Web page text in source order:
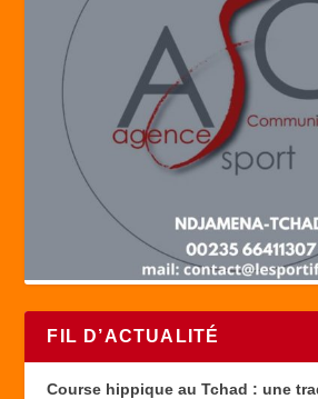
FIL D’ACTUALITÉ
Course hippique au Tchad : une